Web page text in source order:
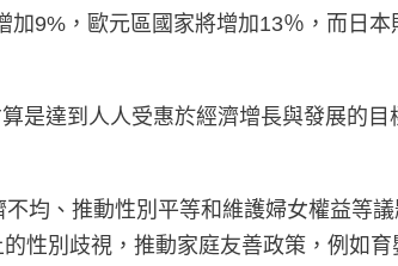
9%，歐元區國家將增加13％，而日本
是達到人人受惠於經濟增長與發展的
均、推動性別平等和維護婦女權益等議
性別歧視，推動家庭友善政策，例如